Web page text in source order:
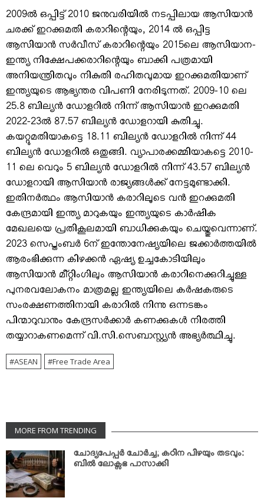
2009ല്‍ ഒപ്പിട്ട് 2010 ജനുവരിയില്‍ നടപ്പിലായ ആസിയാന്‍
ചരക്ക് ഇറക്കുമതി കരാറിന്റെയും, 2014 ല്‍ ഒപ്പിട്ട
ആസിയാന്‍ സര്‍വീസ് കരാറിന്റെയും 2015ലെ ആസിയാന-
ഇന്ത്യ നിക്ഷേപക്കരാറിന്റെയും ബാക്കി പത്രമായി
അനിയന്ത്രിതവും നികുതി രഹിതവുമായ ഇറക്കുമതിയാണ്
ഇന്ത്യയുടെ ആഭ്യന്തര വിപണി നേരിടുന്നത്. 2009-10 ലെ
25.8 ബില്യന്‍ ഡോളറില്‍ നിന്ന് ആസിയാന്‍ ഇറക്കുമതി
2022-23ല്‍ 87.57 ബില്യന്‍ ഡോളറായി കുതിച്ചു.
കയറ്റുമതിയാകട്ടെ 18.11 ബില്യന്‍ ഡോളറില്‍ നിന്ന് 44
ബില്യന്‍ ഡോളറില്‍ ഒതുങ്ങി. വ്യാപാരക്കമ്മിയാകട്ടെ 2010-
11 ലെ വെറും 5 ബില്യന്‍ ഡോളറില്‍ നിന്ന് 43.57 ബില്യന്‍
ഡോളറായി ആസിയാന്‍ രാജ്യങ്ങള്‍ക്ക് നേട്ടമുണ്ടാക്കി.
ഇതിനര്‍ത്ഥം ആസിയാന്‍ കരാറിലൂടെ വന്‍ ഇറക്കുമതി
കേന്ദ്രമായി ഇന്ത്യ മാറുകയും ഇന്ത്യയുടെ കാര്‍ഷിക
മേഖലയെ പ്രതികൂലമായി ബാധിക്കുകയും ചെയ്തുവെന്നാണ്.
2023 സെപ്തംബര്‍ 6ന് ഇന്തോനേഷ്യയിലെ ജക്കാര്‍ത്തയില്‍
ആരംഭിക്കുന്ന കിഴക്കന്‍ ഏഷ്യ ഉച്ചകോടിയിലും
ആസിയാന്‍ മീ്റ്റിംഗിലും ആസിയാന്‍ കരാറിനെക്കുറിച്ചുള്ള
പുനരവലോകനം മാത്രമല്ല ഇന്ത്യയിലെ കര്‍ഷകരുടെ
സംരക്ഷണത്തിനായി കരാറില്‍ നിന്നു ഒന്നടങ്കം
പിന്മാറുവാനും കേന്ദ്രസര്‍ക്കാര്‍ കണക്കുകള്‍ നിരത്തി
തയ്യാറാകണമെന്ന് വി.സി.സെബാസ്റ്റ്യന്‍ അഭ്യര്‍ത്ഥിച്ചു.
ASEAN Free Trade Area
MORE FROM TRENDING
ചോദ്യപേപ്പര്‍ ചോര്‍ച്ച; കഠിന പിഴയും തടവും:
ബില്‍ ലോക്സഭ പാസാക്കി